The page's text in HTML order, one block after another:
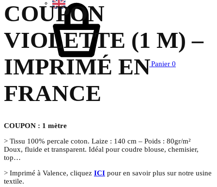
Panier 0
COUPON
VIOLETTE (1 M) –
IMPRIMÉ EN
FRANCE
COUPON : 1 mètre
> Tissu 100% percale coton. Laize : 140 cm – Poids : 80gr/m²
Doux, fluide et transparent. Idéal pour coudre blouse, chemisier,
top…
> Imprimé à Valence, cliquez ICI pour en savoir plus sur notre usine
textile.